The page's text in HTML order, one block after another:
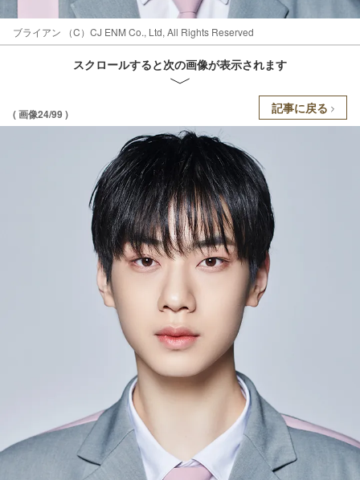
ブライアン （C）CJ ENM Co., Ltd, All Rights Reserved
スクロールすると次の画像が表示されます
( 画像24/99 ) 記事に戻る